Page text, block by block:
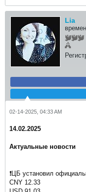
Lia
02-14-2025, 04:33 AM
14.02.2025
Актуальные новости
❗️ЦБ установил
CNY 12.33